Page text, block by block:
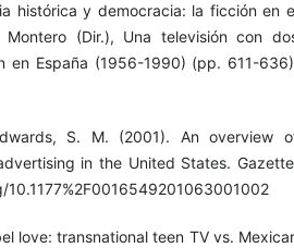
histórica y democracia: la ficción en
Montero (Dir.), Una televisión con
en España (1956-1990) (pp. 611-
S. M. (2001). An overview
in the United States.
love: transnational teen TV vs.